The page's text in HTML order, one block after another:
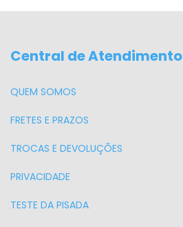
Central de Atendimento
QUEM SOMOS
FRETES E PRAZOS
TROCAS E DEVOLUÇÕES
PRIVACIDADE
TESTE DA PISADA